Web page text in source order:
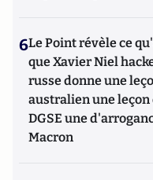
6Le Point révèle ce
que Xavier Niel
russe donne une
australien une leçon
DGSE une
Macron